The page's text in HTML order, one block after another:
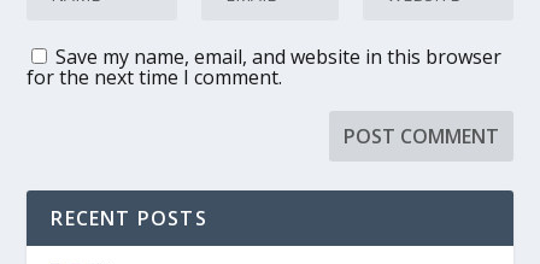
Save my name, email, and website in this browser
for the next time I comment.
RECENT POSTS